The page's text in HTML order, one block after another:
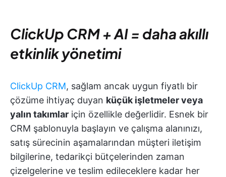
ClickUp CRM + AI = daha akıllı
etkinlik yönetimi
ClickUp CRM, sağlam ancak uygun fiyatlı bir
çözüme ihtiyaç duyan küçük işletmeler veya
yalın takımlar için özellikle değerlidir. Esnek bir
CRM şablonuyla başlayın ve çalışma alanınızı,
satış sürecinin aşamalarından müşteri iletişim
bilgilerine, tedarikçi bütçelerinden zaman
çizelgelerine ve teslim edileceklere kadar her